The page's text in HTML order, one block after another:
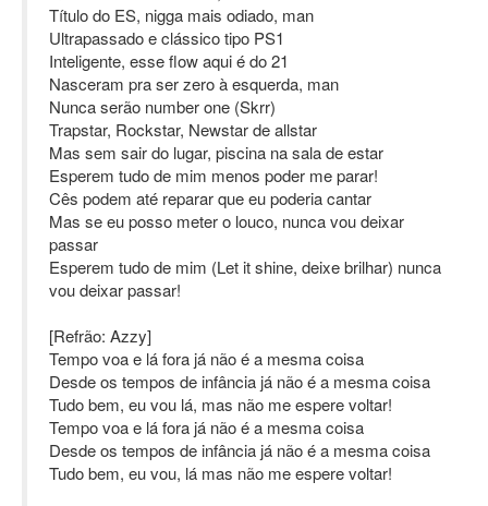
Título do ES, nigga mais odiado, man
Ultrapassado e clássico tipo PS1
Inteligente, esse flow aqui é do 21
Nasceram pra ser zero à esquerda, man
Nunca serão number one (Skrr)
Trapstar, Rockstar, Newstar de allstar
Mas sem sair do lugar, piscina na sala de estar
Esperem tudo de mim menos poder me parar!
Cês podem até reparar que eu poderia cantar
Mas se eu posso meter o louco, nunca vou deixar
passar
Esperem tudo de mim (Let it shine, deixe brilhar) nunca
vou deixar passar!
[Refrão: Azzy]
Tempo voa e lá fora já não é a mesma coisa
Desde os tempos de infância já não é a mesma coisa
Tudo bem, eu vou lá, mas não me espere voltar!
Tempo voa e lá fora já não é a mesma coisa
Desde os tempos de infância já não é a mesma coisa
Tudo bem, eu vou, lá mas não me espere voltar!